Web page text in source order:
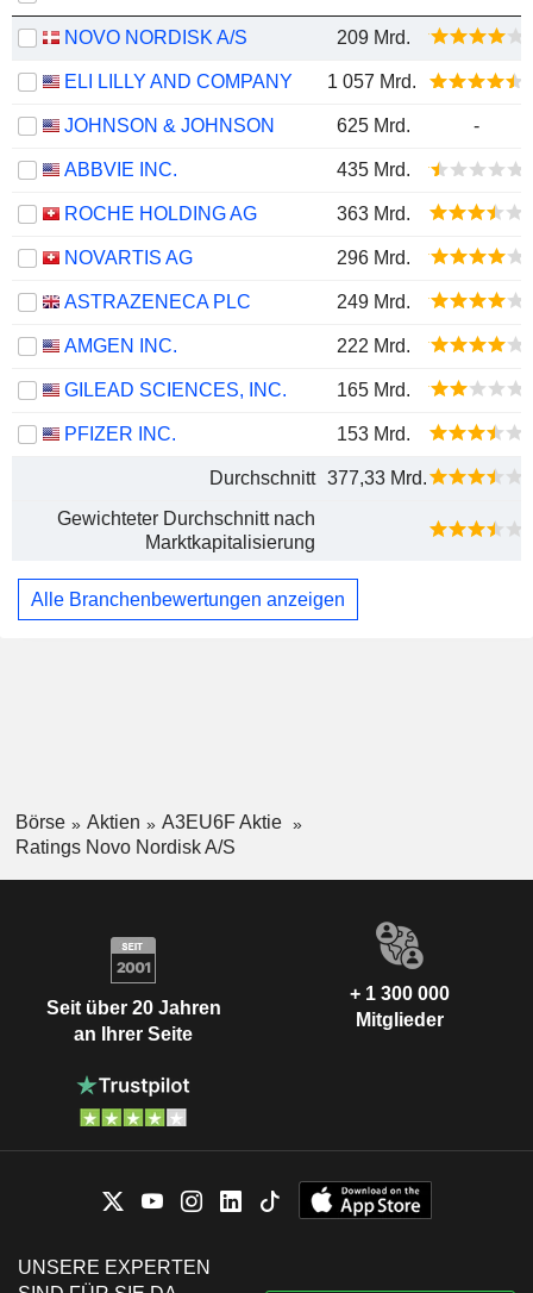
NOVO NORDISK A/S 209 Mrd.
ELI LILLY AND COMPANY 1 057 Mrd.
JOHNSON & JOHNSON 625 Mrd. -
ABBVIE INC. 435 Mrd.
ROCHE HOLDING AG 363 Mrd.
NOVARTIS AG 296 Mrd.
ASTRAZENECA PLC 249 Mrd.
AMGEN INC. 222 Mrd.
GILEAD SCIENCES, INC. 165 Mrd.
PFIZER INC. 153 Mrd.
Durchschnitt 377,33 Mrd.
Gewichteter Durchschnitt nach
Marktkapitalisierung
Alle Branchenbewertungen anzeigen
Börse Aktien
A3EU6F Aktie
Ratings Novo Nordisk A/S
Seit über 20 Jahren
an Ihrer Seite
+ 1 300 000
Mitglieder
UNSERE EXPERTEN